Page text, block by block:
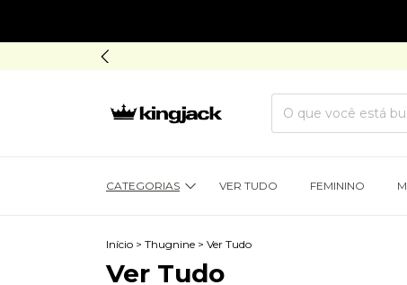
CATEGORIAS VER TUDO FEMININO
Início > Thugnine > Ver Tudo
Ver Tudo